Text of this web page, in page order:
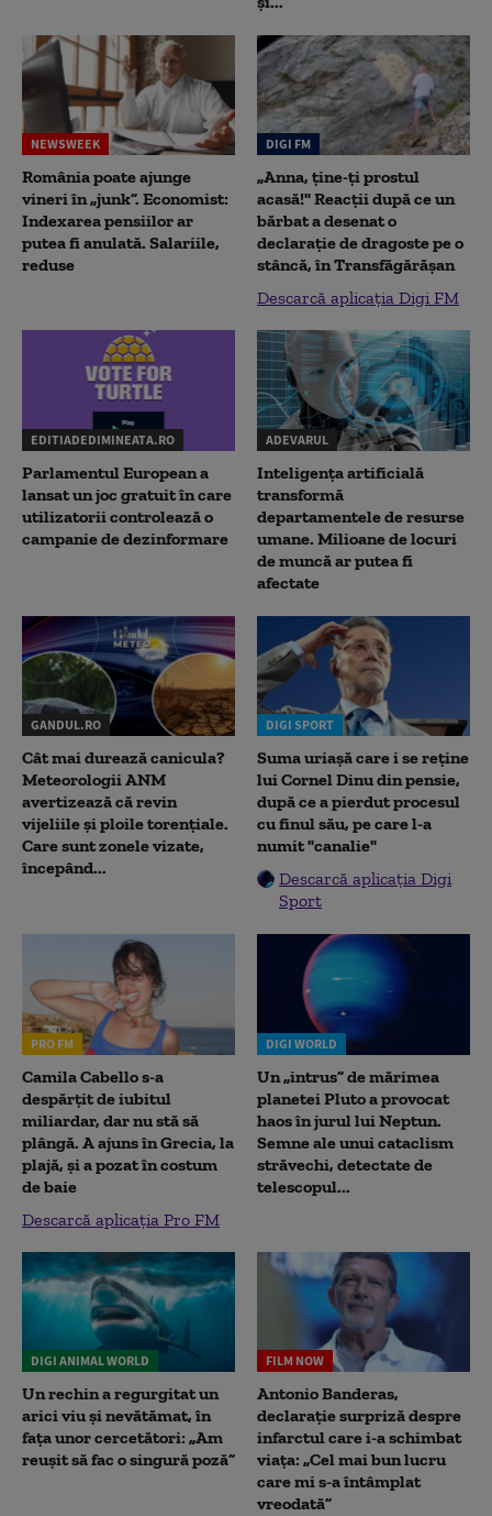
NEWSWEEK
România poate ajunge
vineri în „junk”. Economist:
Indexarea pensiilor ar
putea fi anulată. Salariile,
reduse
DIGI FM
„Anna, ţine-ţi prostul
acasă!" Reacţii după ce un
bărbat a desenat o
declaraţie de dragoste pe o
stâncă, în Transfăgărăşan
Descarcă aplicația Digi FM
EDITIADEDIMINEATA.RO
Parlamentul European a
lansat un joc gratuit în care
utilizatorii controlează o
campanie de dezinformare
ADEVARUL
Inteligența artificială
transformă
departamentele de resurse
umane. Milioane de locuri
de muncă ar putea fi
afectate
GANDUL.RO
Cât mai durează canicula?
Meteorologii ANM
avertizează că revin
vijeliile și ploile torențiale.
Care sunt zonele vizate,
începând...
DIGI SPORT
Suma uriașă care i se reține
lui Cornel Dinu din pensie,
după ce a pierdut procesul
cu finul său, pe care l-a
numit "canalie"
Descarcă aplicația Digi
Sport
PRO FM
Camila Cabello s-a
despărțit de iubitul
miliardar, dar nu stă să
plângă. A ajuns în Grecia, la
plajă, și a pozat în costum
de baie
Descarcă aplicația Pro FM
DIGI WORLD
Un „intrus” de mărimea
planetei Pluto a provocat
haos în jurul lui Neptun.
Semne ale unui cataclism
străvechi, detectate de
telescopul...
DIGI ANIMAL WORLD
Un rechin a regurgitat un
arici viu și nevătămat, în
fața unor cercetători: „Am
reușit să fac o singură poză”
FILM NOW
Antonio Banderas,
declarație surpriză despre
infarctul care i-a schimbat
viața: „Cel mai bun lucru
care mi s-a întâmplat
vreodată”